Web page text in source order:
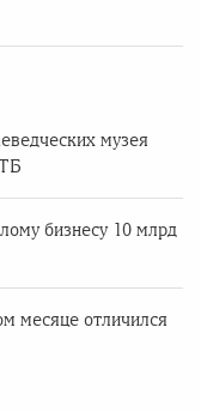
музея
бизнесу 10 млрд
месяце отличился